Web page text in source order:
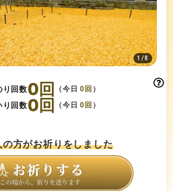
1/8
り回数0回 （今日0 回 ）
り回数0回 （今日0 回 ）
の方がお祈りをしました